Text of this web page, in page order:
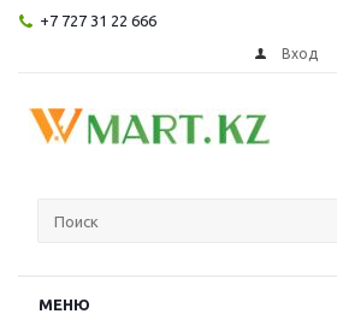
+7 727 31 22 666
Вход
МЕНЮ